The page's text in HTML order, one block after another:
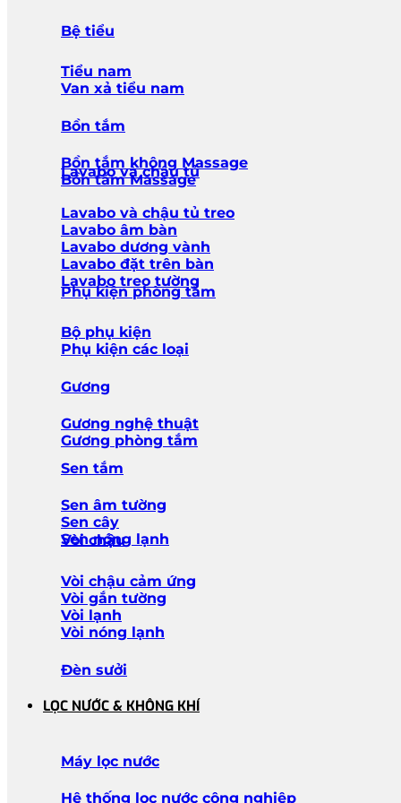
Bệ tiểu
Tiểu nam
Van xả tiểu nam
Bồn tắm
Bồn tắm không Massage
Bồn tắm Massage
Lavabo và chậu tủ
Lavabo và chậu tủ treo
Lavabo âm bàn
Lavabo dương vành
Lavabo đặt trên bàn
Lavabo treo tường
Phụ kiện phòng tắm
Bộ phụ kiện
Phụ kiện các loại
Gương
Gương nghệ thuật
Gương phòng tắm
Sen tắm
Sen âm tường
Sen cây
Sen nóng lạnh
Vòi chậu
Vòi chậu cảm ứng
Vòi gắn tường
Vòi lạnh
Vòi nóng lạnh
Đèn sưởi
LỌC NƯỚC & KHÔNG KHÍ
Máy lọc nước
Hệ thống lọc nước công nghiệp